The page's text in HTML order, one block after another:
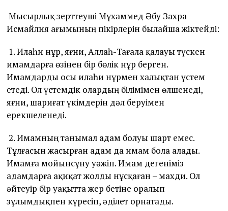
Мысырлық зерттеуші Мұхаммед Әбу Захра
Исмайлия ағымының пікірлерін былайша жіктейді:
1. Илаһи нұр, яғни, Аллаһ-Тағала қалауы түскен
имамдарға өзінен бір бөлік нұр берген.
Имамдарды осы илаһи нұрмен халықтан үстем
етеді. Ол үстемдік олардың білімімен өлшенеді,
яғни, шариғат үкімдерін дәл беруімен
ерекшеленеді.
2. Имамның танымал адам болуы шарт емес.
Тұлғасын жасырған адам да имам бола алады.
Имамға мойынсұну уәжіп. Имам дегеніміз
адамдарға ақиқат жолды нұсқаған – махди. Ол
әйтеуір бір уақытта жер бетіне оралып
зұлымдықпен күресіп, әділет орнатады.